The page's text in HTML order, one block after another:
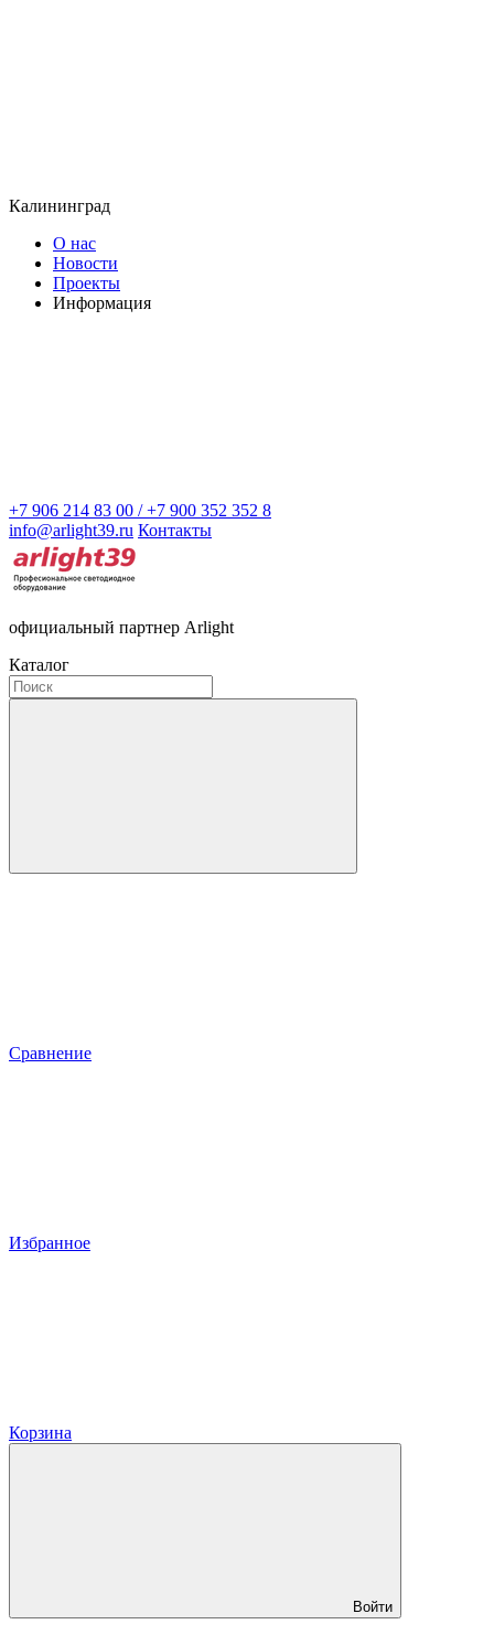
Калининград
О нас
Новости
Проекты
Информация
+7 906 214 83 00 / +7 900 352 352 8
info@arlight39.ru Контакты
официальный партнер Arlight
Каталог
Сравнение
Избранное
Корзина
Войти